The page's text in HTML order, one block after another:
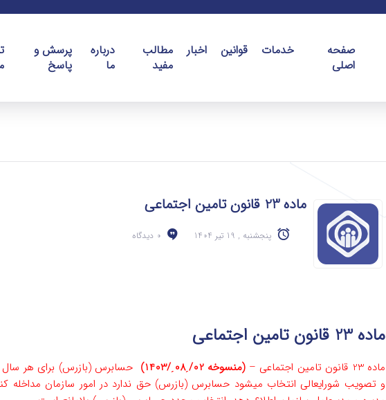
صفحه
اصلی
خدمات قوانین اخبار
مطالب
مفید
درباره
ما
پرسش و
پاسخ
ماده 23 قانون تامین اجتماعی
پنجشنبه , 19 تیر 1404 0 دیدگاه
ماده 23 قانون تامین اجتماعی
ماده 23 قانون تامین اجتماعی – (منسوخه 02/ˏ08ˏ/1403)
حسابرس (‌بازرس) برای هر سال
و تصویب شورایعالی انتخاب میشود حسابرس (‌بازرس) حق ندارد در امور سازمان مداخله